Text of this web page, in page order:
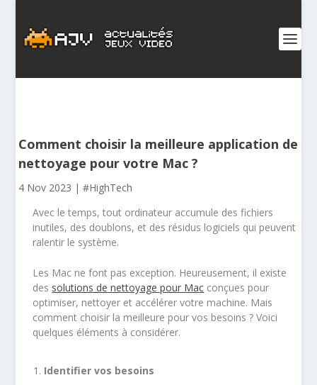
Comment choisir la meilleure application de
nettoyage pour votre Mac ?
4 Nov 2023 |#HighTech
Avec le temps, tout ordinateur accumule des fichiers
inutiles, des doublons, et des résidus logiciels qui peuvent
ralentir le système.
Les Mac ne font pas exception. Heureusement, il existe
des solutions de nettoyage pour Mac conçues pour
optimiser, nettoyer et accélérer votre machine. Mais
comment choisir la meilleure pour vos besoins ? Voici
quelques éléments à considérer.
Identifier vos besoins